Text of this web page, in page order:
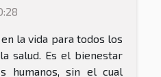
la vida para todos los
salud. Es el bienestar
humanos, sin el cual